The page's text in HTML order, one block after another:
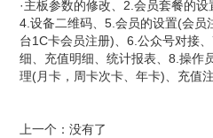
·主板参数的修改、2.会员套餐的设
4.设备二维码、5.会员的设置(会员
台1C卡会员注册)、6.公众号对接
细、充值明细、统计报表、8.操作
理(月卡，周卡次卡、年卡)、充值
上一个：没有了